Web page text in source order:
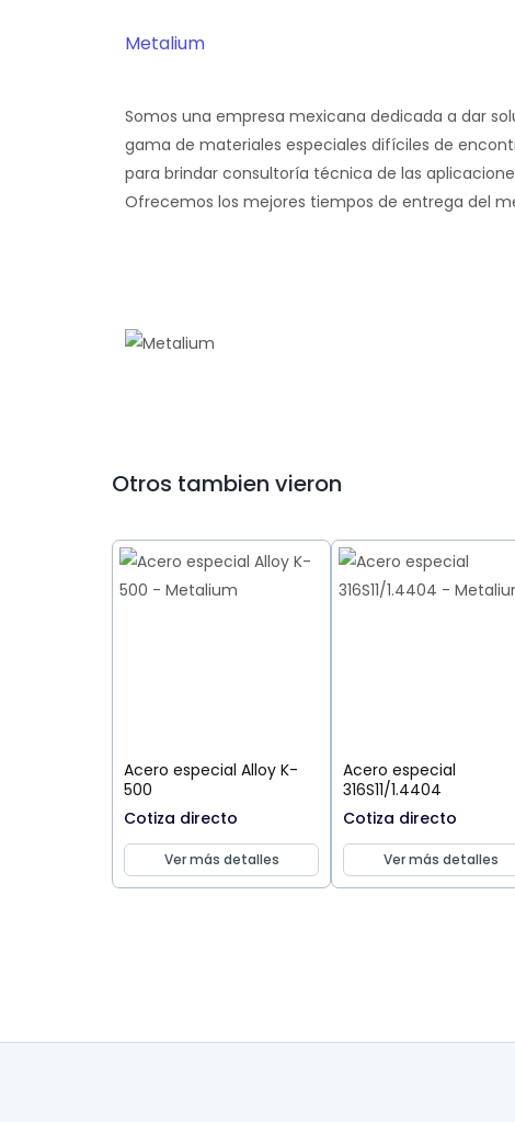
Metalium
Somos una empresa mexicana dedicada a dar
gama de materiales especiales difíciles de
para brindar consultoría técnica de las
Ofrecemos los mejores tiempos de entrega del
Otros tambien vieron
Acero especial Alloy K-
500
Cotiza directo
Ver más detalles
Acero especial
316S11/1.4404
Cotiza directo
Ver más detalles